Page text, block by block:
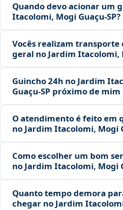
Quando devo acionar um
Itacolomi, Mogi Guaçu‑SP?
Vocês realizam transporte
geral no Jardim Itacolomi,
Guincho 24h no Jardim
Guaçu‑SP próximo de
O atendimento é feito em
no Jardim Itacolomi, Mogi
Como escolher um bom
no Jardim Itacolomi, Mogi
Quanto tempo demora
chegar no Jardim